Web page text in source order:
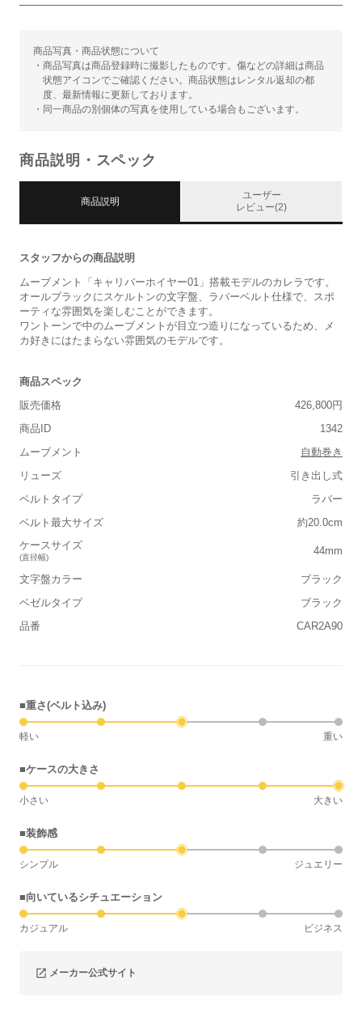
商品写真・商品状態について
・商品写真は商品登録時に撮影したものです。傷などの詳細は商品
状態アイコンでご確認ください。商品状態はレンタル返却の都
度、最新情報に更新しております。
・同一商品の別個体の写真を使用している場合もございます。
商品説明・スペック
商品説明
ユーザー
レビュー(2)
スタッフからの商品説明
ムーブメント「キャリバーホイヤー01」搭載モデルのカレラです。
オールブラックにスケルトンの文字盤、ラバーベルト仕様で、スポ
ーティな雰囲気を楽しむことができます。
ワントーンで中のムーブメントが目立つ造りになっているため、メ
カ好きにはたまらない雰囲気のモデルです。
商品スペック
販売価格
426,800円
商品ID
1342
ムーブメント
自動巻き
リューズ
引き出し式
ベルトタイプ
ラバー
ベルト最大サイズ
約20.0cm
ケースサイズ
(直径幅)
44mm
文字盤カラー
ブラック
ベゼルタイプ
ブラック
品番
CAR2A90
■重さ(ベルト込み)
軽い 重い
■ケースの大きさ
小さい 大きい
■装飾感
シンプル ジュエリー
■向いているシチュエーション
カジュアル ビジネス
メーカー公式サイト